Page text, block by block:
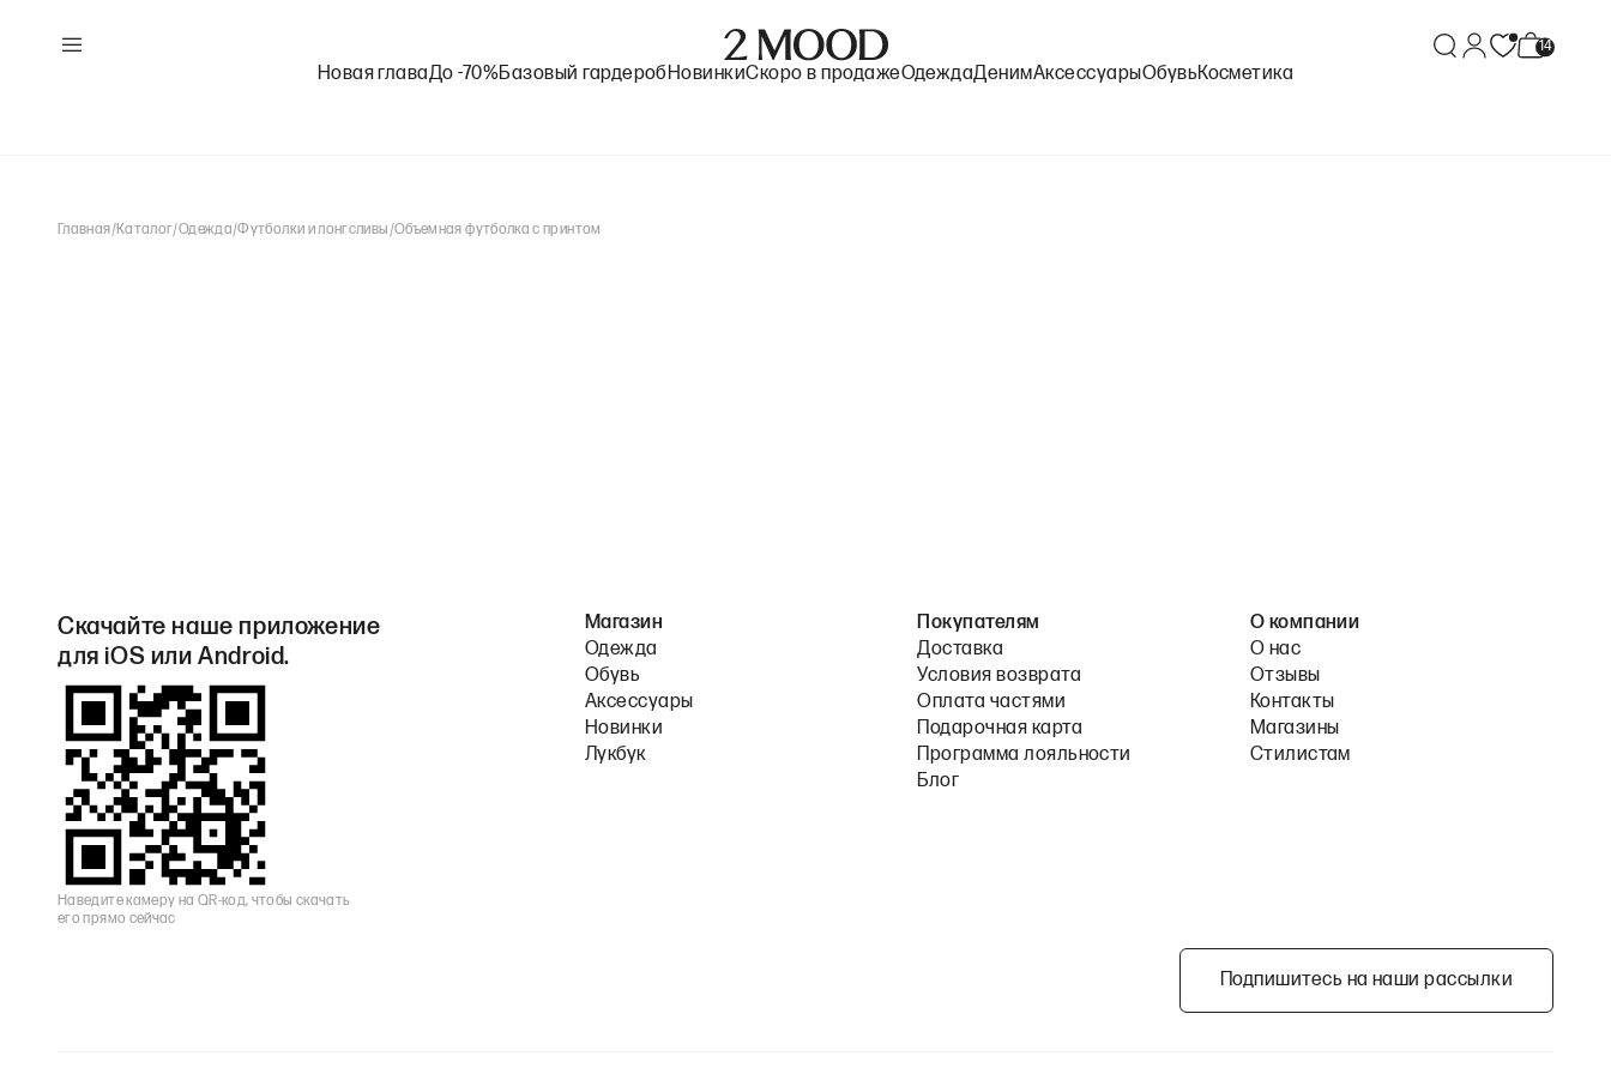
Новая главаДо -70%Базовый гардероб НовинкиСкоро в продажеОдеждаДенимАксессуарыОбувьКосметика
Главная/Каталог/Одежда/Футболки и лонгсливы /Объемная футболка с принтом
Скачайте наше приложение
для iOS или Android.
Наведите камеру на QR-код, чтобы скачать
его прямо сейчас
Магазин
Одежда
Обувь
Аксессуары
Новинки
Лукбук
Покупателям
Доставка
Условия возврата
Оплата частями
Подарочная карта
Программа лояльности
Блог
О компании
О нас
Отзывы
Контакты
Магазины
Стилистам
Подпишитесь на наши рассылки